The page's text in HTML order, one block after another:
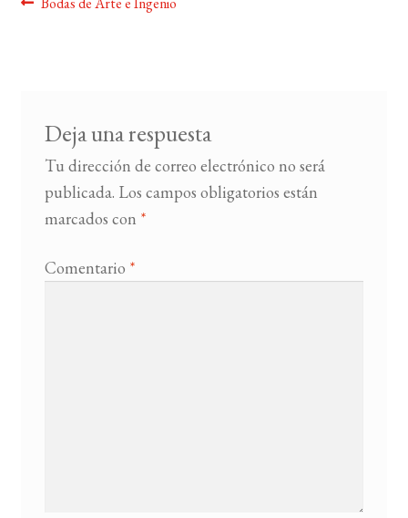
Navegación
Deja una respuesta
Tu dirección de correo electrónico no será
publicada. Los campos obligatorios están
marcados con *
Comentario *